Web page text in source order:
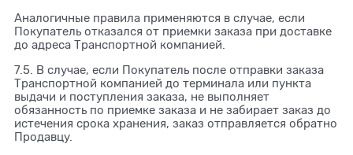
Аналогичные правила применяются в случае, если
Покупатель отказался от приемки заказа при доставке
до адреса Транспортной компанией.
7.5. В случае, если Покупатель после отправки заказа
Транспортной компанией до терминала или пункта
выдачи и поступления заказа, не выполняет
обязанность по приемке заказа и не забирает заказ до
истечения срока хранения, заказ отправляется обратно
Продавцу.